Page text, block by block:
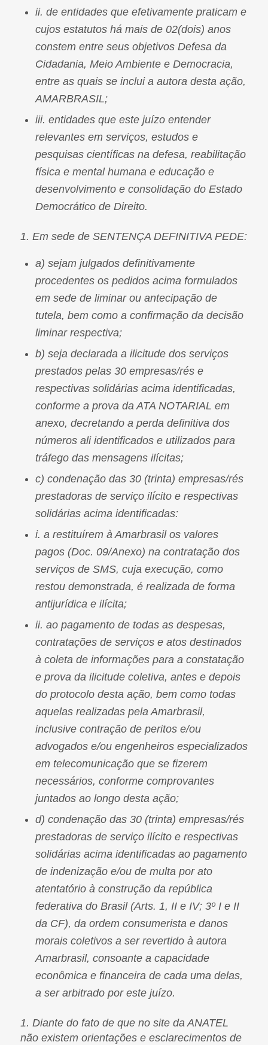
ii. de entidades que efetivamente praticam e
cujos estatutos há mais de 02(dois) anos
constem entre seus objetivos Defesa da
Cidadania, Meio Ambiente e Democracia,
entre as quais se inclui a autora desta ação,
AMARBRASIL;
iii. entidades que este juízo entender
relevantes em serviços, estudos e
pesquisas científicas na defesa, reabilitação
física e mental humana e educação e
desenvolvimento e consolidação do Estado
Democrático de Direito.
1. Em sede de SENTENÇA DEFINITIVA PEDE:
a) sejam julgados definitivamente
procedentes os pedidos acima formulados
em sede de liminar ou antecipação de
tutela, bem como a confirmação da decisão
liminar respectiva;
b) seja declarada a ilicitude dos serviços
prestados pelas 30 empresas/rés e
respectivas solidárias acima identificadas,
conforme a prova da ATA NOTARIAL em
anexo, decretando a perda definitiva dos
números ali identificados e utilizados para
tráfego das mensagens ilícitas;
c) condenação das 30 (trinta) empresas/rés
prestadoras de serviço ilícito e respectivas
solidárias acima identificadas:
i. a restituírem à Amarbrasil os valores
pagos (Doc. 09/Anexo) na contratação dos
serviços de SMS, cuja execução, como
restou demonstrada, é realizada de forma
antijurídica e ilícita;
ii. ao pagamento de todas as despesas,
contratações de serviços e atos destinados
à coleta de informações para a constatação
e prova da ilicitude coletiva, antes e depois
do protocolo desta ação, bem como todas
aquelas realizadas pela Amarbrasil,
inclusive contração de peritos e/ou
advogados e/ou engenheiros especializados
em telecomunicação que se fizerem
necessários, conforme comprovantes
juntados ao longo desta ação;
d) condenação das 30 (trinta) empresas/rés
prestadoras de serviço ilícito e respectivas
solidárias acima identificadas ao pagamento
de indenização e/ou de multa por ato
atentatório à construção da república
federativa do Brasil (Arts. 1, II e IV; 3º I e II
da CF), da ordem consumerista e danos
morais coletivos a ser revertido à autora
Amarbrasil, consoante a capacidade
econômica e financeira de cada uma delas,
a ser arbitrado por este juízo.
1. Diante do fato de que no site da ANATEL
não existem orientações e esclarecimentos de